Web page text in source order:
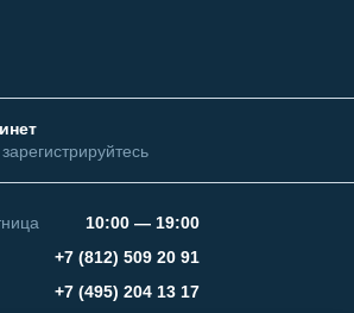
10:00 — 19:00
+7 (812) 509 20 91
+7 (495) 204 13 17